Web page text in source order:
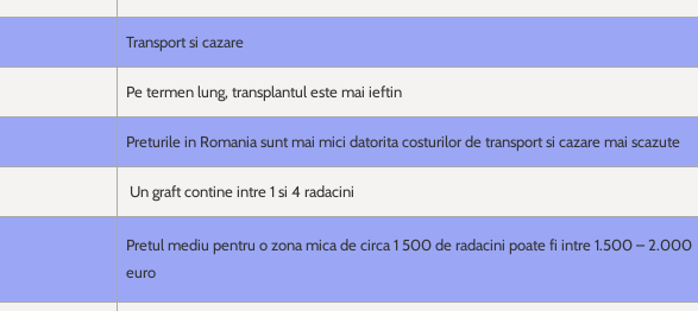
Transport si cazare
Pe termen lung, transplantul este mai ieftin
Preturile in Romania sunt mai mici datorita costurilor de transport si cazare mai scazute
Un graft contine intre 1 si 4 radacini
Pretul mediu pentru o zona mica de circa 1 500 de radacini poate fi intre 1.500 – 2.000
euro